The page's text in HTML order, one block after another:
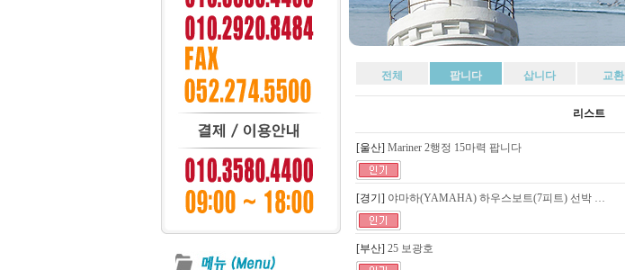
전체 팝니다 삽니다 교환
리스트
[울산] Mariner 2행정 15마력 팝니다
[경기] 야마하(YAMAHA) 하우스보트(7피트) 선박 …
[부산] 25 보광호